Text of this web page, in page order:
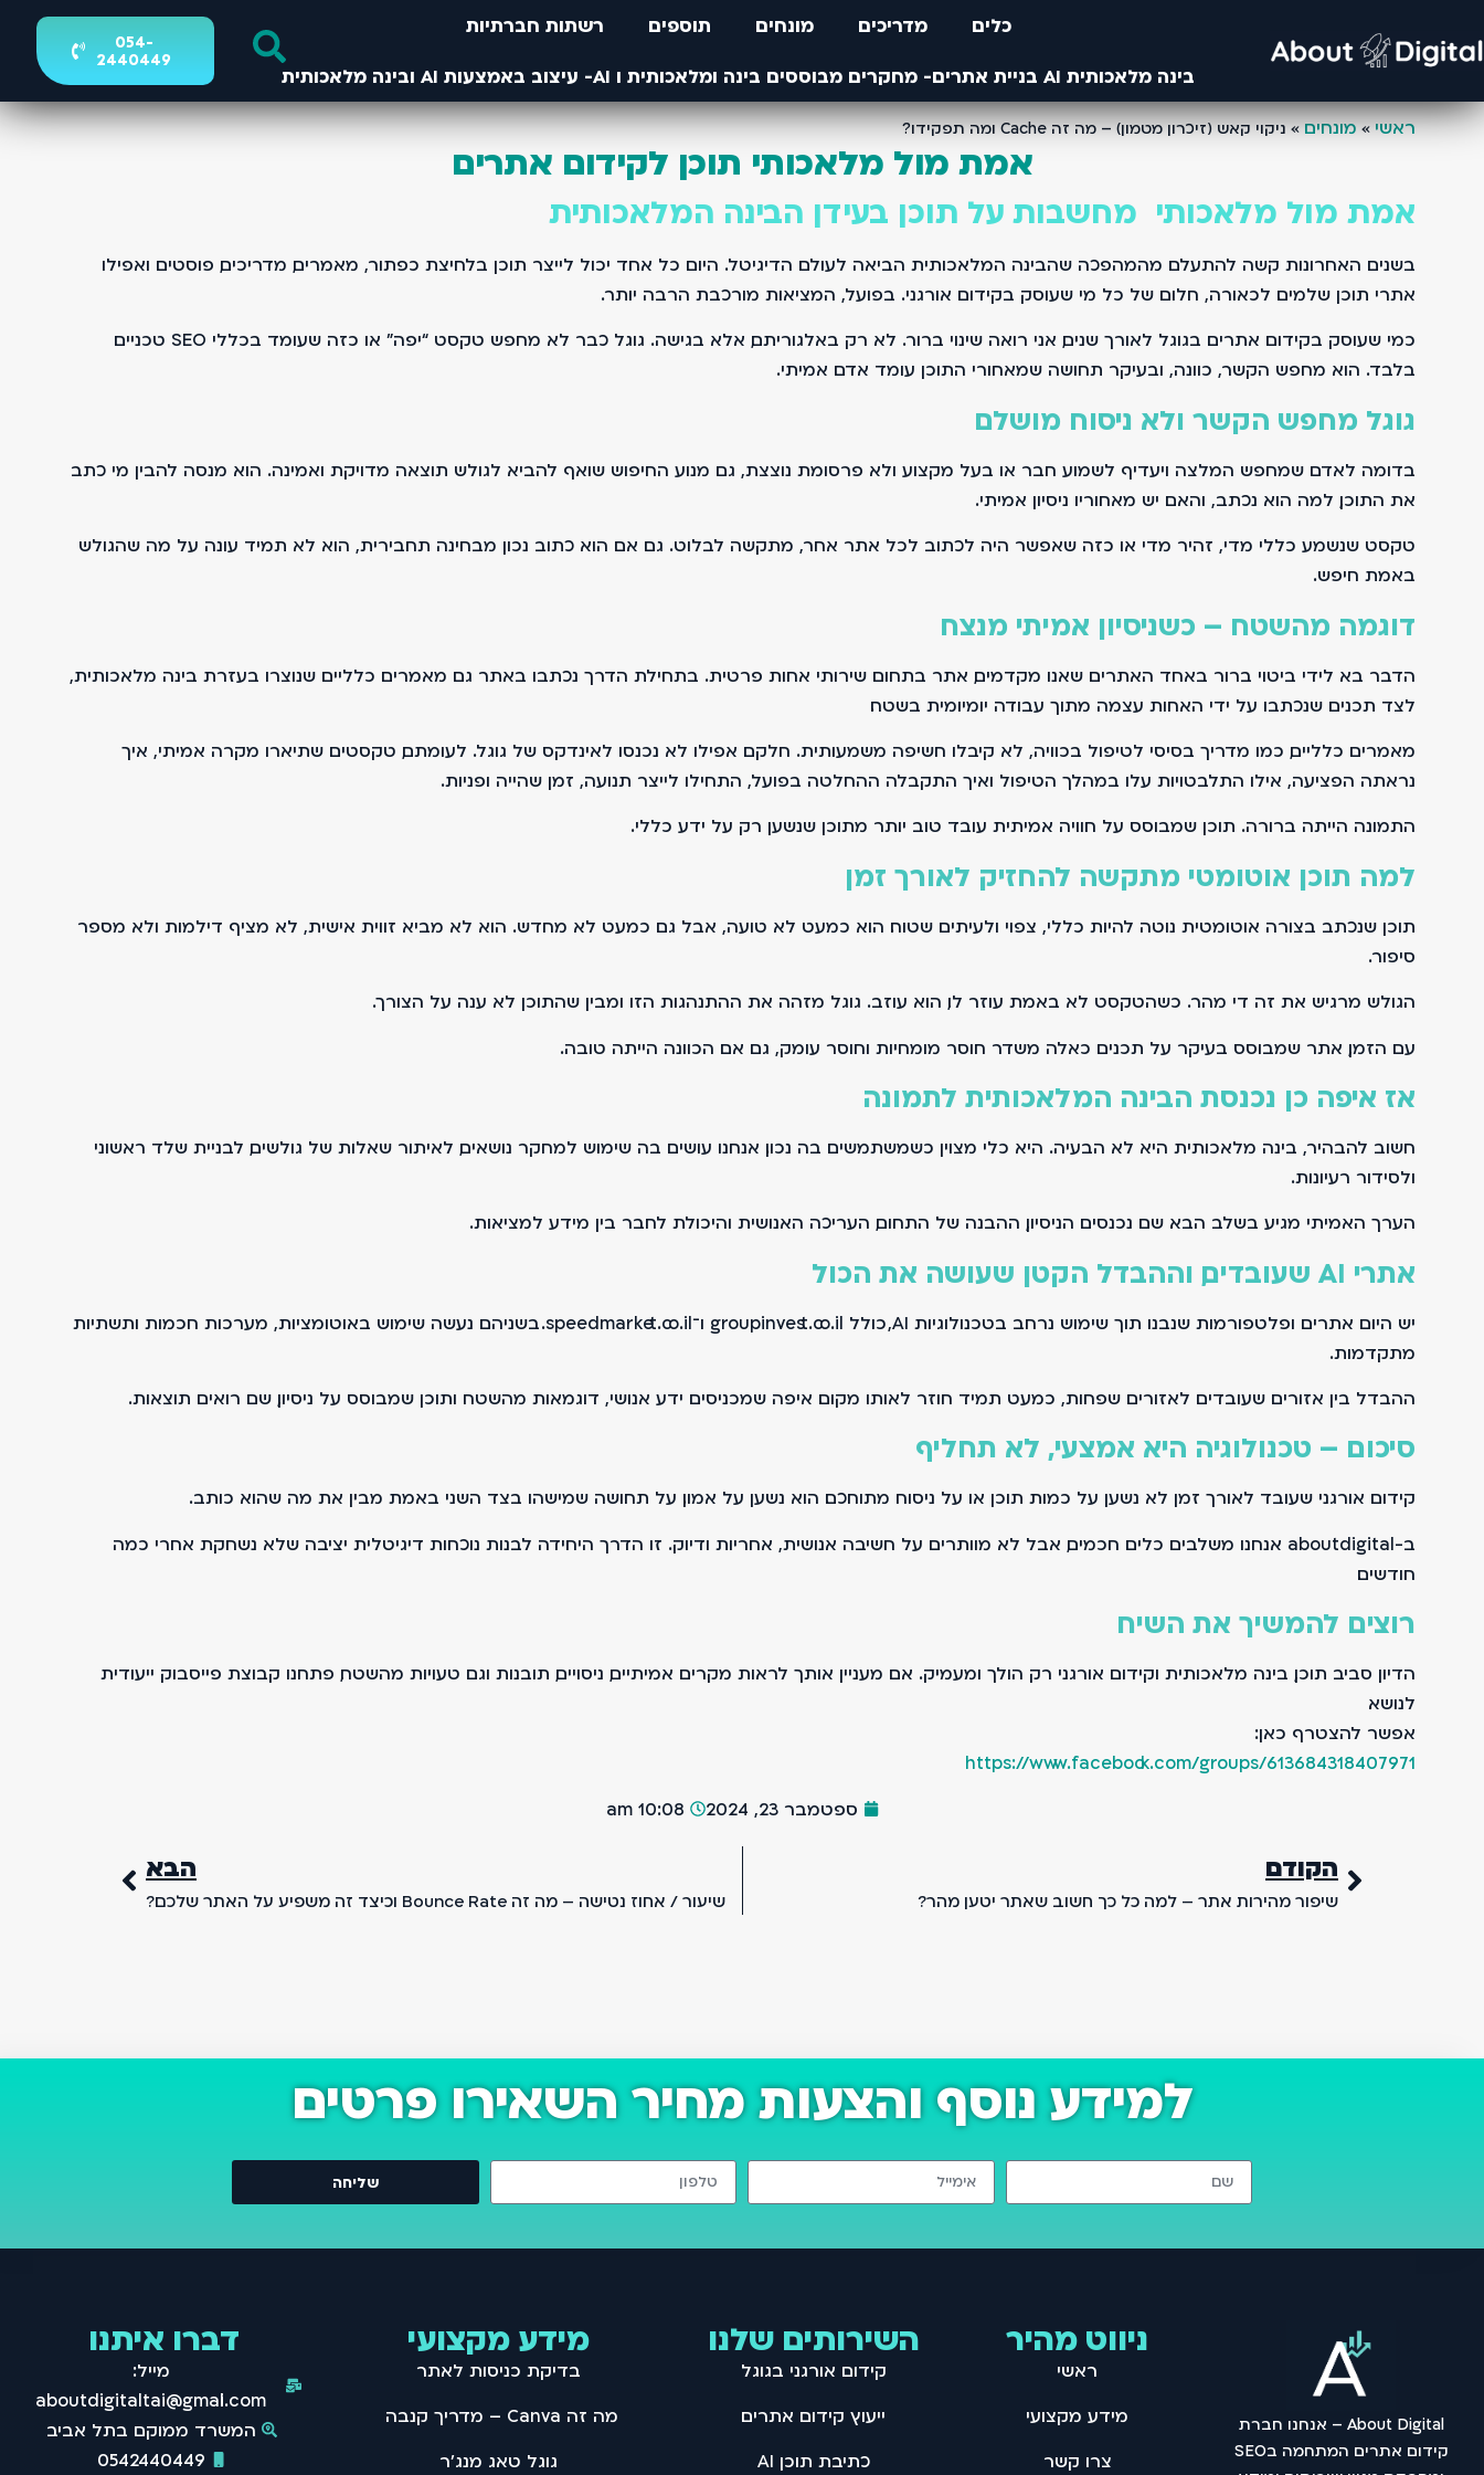
כלים מדריכים מונחים תוספים
רשתות חברתיות
בינה מלאכותית AI בניית אתרים- מחקרים מבוססים בינה ומלאכותית ו AI- עיצוב באמצעות AI ובינה מלאכותית
054-
2440449
ראשי»מונחים»ניקוי קאש (זיכרון מטמון) – מה זה Cache ומה תפקידו?
אמת מול מלאכותי תוכן לקידום אתרים
אמת מול מלאכותי מחשבות על תוכן בעידן הבינה המלאכותית
בשנים האחרונות קשה להתעלם מהמהפכה שהבינה המלאכותית הביאה לעולם הדיגיטל. היום כל אחד יכול לייצר תוכן בלחיצת כפתור, מאמרים, מדריכים, פוסטים ואפילו
אתרי תוכן שלמים. לכאורה, חלום של כל מי שעוסק בקידום אורגני. בפועל, המציאות מורכבת הרבה יותר.
כמי שעוסק בקידום אתרים בגוגל לאורך שנים, אני רואה שינוי ברור. לא רק באלגוריתם, אלא בגישה. גוגל כבר לא מחפש טקסט “יפה” או כזה שעומד בכללי SEO טכניים
בלבד. הוא מחפש הקשר, כוונה, ובעיקר תחושה שמאחורי התוכן עומד אדם אמיתי.
גוגל מחפש הקשר ולא ניסוח מושלם
בדומה לאדם שמחפש המלצה ויעדיף לשמוע חבר או בעל מקצוע ולא פרסומת נוצצת, גם מנוע החיפוש שואף להביא לגולש תוצאה מדויקת ואמינה. הוא מנסה להבין מי כתב
את התוכן, למה הוא נכתב, והאם יש מאחוריו ניסיון אמיתי.
טקסט שנשמע כללי מדי, זהיר מדי או כזה שאפשר היה לכתוב לכל אתר אחר, מתקשה לבלוט. גם אם הוא כתוב נכון מבחינה תחבירית, הוא לא תמיד עונה על מה שהגולש
באמת חיפש.
דוגמה מהשטח – כשניסיון אמיתי מנצח
הדבר בא לידי ביטוי ברור באחד האתרים שאנו מקדמים, אתר בתחום שירותי אחות פרטית. בתחילת הדרך נכתבו באתר גם מאמרים כלליים שנוצרו בעזרת בינה מלאכותית,
לצד תכנים שנכתבו על ידי האחות עצמה מתוך עבודה יומיומית בשטח.
מאמרים כלליים, כמו מדריך בסיסי לטיפול בכוויה, לא קיבלו חשיפה משמעותית. חלקם אפילו לא נכנסו לאינדקס של גוגל. לעומתם, טקסטים שתיארו מקרה אמיתי, איך
נראתה הפציעה, אילו התלבטויות עלו במהלך הטיפול ואיך התקבלה ההחלטה בפועל, התחילו לייצר תנועה, זמן שהייה ופניות.
התמונה הייתה ברורה. תוכן שמבוסס על חוויה אמיתית עובד טוב יותר מתוכן שנשען רק על ידע כללי.
למה תוכן אוטומטי מתקשה להחזיק לאורך זמן
תוכן שנכתב בצורה אוטומטית נוטה להיות כללי, צפוי ולעיתים שטוח. הוא כמעט לא טועה, אבל גם כמעט לא מחדש. הוא לא מביא זווית אישית, לא מציף דילמות ולא מספר
סיפור.
הגולש מרגיש את זה די מהר. כשהטקסט לא באמת עוזר לו, הוא עוזב. גוגל מזהה את ההתנהגות הזו ומבין שהתוכן לא ענה על הצורך.
עם הזמן, אתר שמבוסס בעיקר על תכנים כאלה משדר חוסר מומחיות וחוסר עומק, גם אם הכוונה הייתה טובה.
אז איפה כן נכנסת הבינה המלאכותית לתמונה
חשוב להבהיר, בינה מלאכותית היא לא הבעיה. היא כלי מצוין כשמשתמשים בה נכון. אנחנו עושים בה שימוש למחקר נושאים, לאיתור שאלות של גולשים, לבניית שלד ראשוני
ולסידור רעיונות.
הערך האמיתי מגיע בשלב הבא. שם נכנסים הניסיון, ההבנה של התחום, העריכה האנושית והיכולת לחבר בין מידע למציאות.
אתרי AI שעובדים, וההבדל הקטן שעושה את הכול
יש היום אתרים ופלטפורמות שנבנו תוך שימוש נרחב בטכנולוגיות AI, כולל groupinvest.co.il ו־speedmarket.co.il. בשניהם נעשה שימוש באוטומציות, מערכות חכמות ותשתיות
מתקדמות.
ההבדל בין אזורים שעובדים לאזורים שפחות, כמעט תמיד חוזר לאותו מקום. איפה שמכניסים ידע אנושי, דוגמאות מהשטח ותוכן שמבוסס על ניסיון, שם רואים תוצאות.
סיכום – טכנולוגיה היא אמצעי, לא תחליף
קידום אורגני שעובד לאורך זמן לא נשען על כמות תוכן או על ניסוח מתוחכם. הוא נשען על אמון. על תחושה שמישהו בצד השני באמת מבין את מה שהוא כותב.
ב-aboutdigital אנחנו משלבים כלים חכמים, אבל לא מוותרים על חשיבה אנושית, אחריות ודיוק. זו הדרך היחידה לבנות נוכחות דיגיטלית יציבה שלא נשחקת אחרי כמה
חודשים.
רוצים להמשיך את השיח
הדיון סביב תוכן, בינה מלאכותית וקידום אורגני רק הולך ומעמיק. אם מעניין אותך לראות מקרים אמיתיים, ניסויים, תובנות וגם טעויות מהשטח, פתחנו קבוצת פייסבוק ייעודית
לנושא.
אפשר להצטרף כאן:
https://www.facebook.com/groups/613684318407971
ספטמבר 23, 2024
10:08 am
הקודם
שיפור מהירות אתר – למה כל כך חשוב שאתר יטען מהר?
הבא
שיעור / אחוז נטישה – מה זה Bounce Rate וכיצד זה משפיע על האתר שלכם?
למידע נוסף והצעות מחיר השאירו פרטים
שליחה
About Digital – אנחנו חברת
קידום אתרים המתחמה בSEO
ניווט מהיר
ראשי
מידע מקצועי
צרו קשר
השירותים שלנו
קידום אורגני בגוגל
ייעוץ קידום אתרים
כתיבת תוכן AI
מידע מקצועי
בדיקת כניסות לאתר
מה זה Canva – מדריך קנבה
גוגל טאג מנג'ר
דברו איתנו
מייל:
aboutdigitaltai@gmail.com
המשרד ממוקם בתל אביב
0542440449